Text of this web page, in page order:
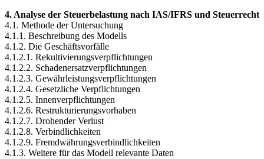
4. Analyse der Steuerbelastung nach IAS/IFRS und Steuerrecht
4.1. Methode der Untersuchung
4.1.1. Beschreibung des Modells
4.1.2. Die Geschäftsvorfälle
4.1.2.1. Rekultivierungsverpflichtungen
4.1.2.2. Schadenersatzverpflichtungen
4.1.2.3. Gewährleistungsverpflichtungen
4.1.2.4. Gesetzliche Verpflichtungen
4.1.2.5. Innenverpflichtungen
4.1.2.6. Restrukturierungsvorhaben
4.1.2.7. Drohender Verlust
4.1.2.8. Verbindlichkeiten
4.1.2.9. Fremdwährungsverbindlichkeiten
4.1.3. Weitere für das Modell relevante Daten